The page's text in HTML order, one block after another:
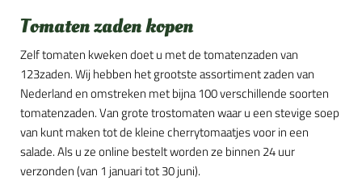
Tomaten zaden kopen
Zelf tomaten kweken doet u met de tomatenzaden van
123zaden. Wij hebben het grootste assortiment zaden van
Nederland en omstreken met bijna 100 verschillende soorten
tomatenzaden. Van grote trostomaten waar u een stevige soep
van kunt maken tot de kleine cherrytomaatjes voor in een
salade. Als u ze online bestelt worden ze binnen 24 uur
verzonden (van 1 januari tot 30 juni).